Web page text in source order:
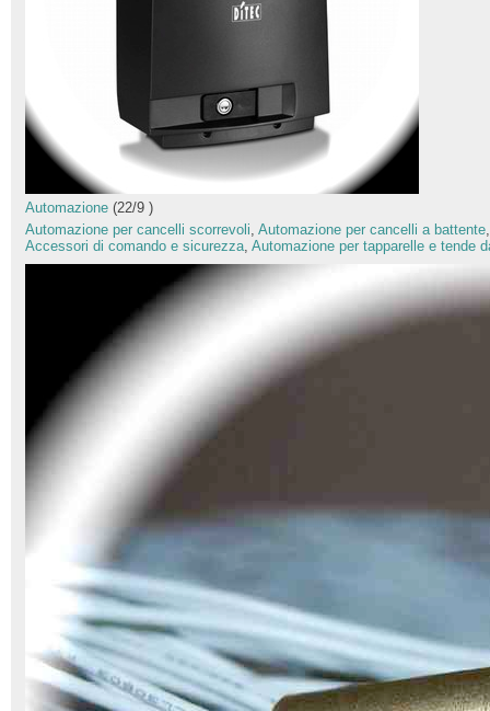
Automazione (22/9 )
Automazione per cancelli scorrevoli, Automazione per cancelli a battente
Accessori di comando e sicurezza, Automazione per tapparelle e tende